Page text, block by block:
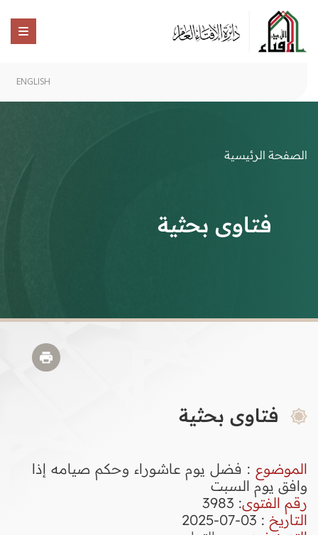
ENGLISH
الصفحة الرئيسية
فتاوى بحثية
فتاوى بحثية
الموضوع : فضل يوم عاشوراء وحكم صيامه إذا
وافق يوم السبت
رقم الفتوى:
3983
التاريخ : 03-07-2025